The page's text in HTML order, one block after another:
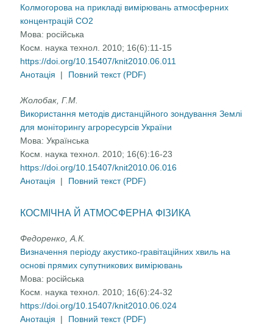
Колмогорова на прикладі вимірювань атмосферних
концентрацій СО2
Мова: російська
Косм. наука технол. 2010; 16(6):11-15
https://doi.org/10.15407/knit2010.06.011
Анотація
| Повний текст (PDF)
Жолобак, Г.М.
Використання методів дистанційного зондування Землі
для моніторингу агроресурсів України
Мова:Українська
Косм. наука технол. 2010; 16(6):16-23
https://doi.org/10.15407/knit2010.06.016
Анотація
| Повний текст (PDF)
КОСМІЧНА Й АТМОСФЕРНА ФІЗИКА
Федоренко, А.К.
Визначення періоду акустико-гравітаційних хвиль на
основі прямих супутникових вимірювань
Мова: російська
Косм. наука технол. 2010; 16(6):24-32
https://doi.org/10.15407/knit2010.06.024
Анотація
| Повний текст (PDF)